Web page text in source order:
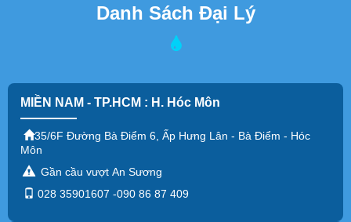
Danh Sách Đại Lý
MIỀN NAM - TP.HCM : H. Hóc Môn
35/6F Đường Bà Điểm 6, Ấp Hưng Lân - Bà Điểm - Hóc
Môn
Gần cầu vượt An Sương
028 35901607 -090 86 87 409